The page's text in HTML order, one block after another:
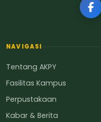
NAVIGASI
Tentang AKPY
Fasilitas Kampus
Perpustakaan
Kabar & Berita